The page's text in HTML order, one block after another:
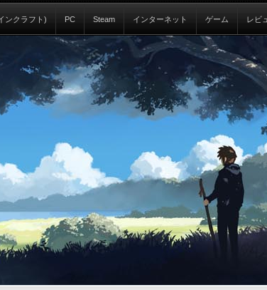
ンクラフト) PC Steam インターネット ゲーム レビ